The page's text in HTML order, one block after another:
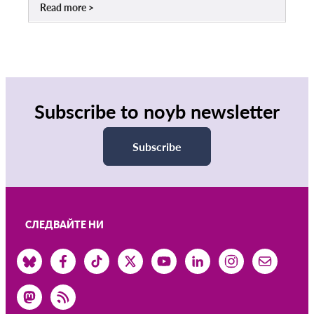
Read more
Subscribe to noyb newsletter
Subscribe
СЛЕДВАЙТЕ НИ